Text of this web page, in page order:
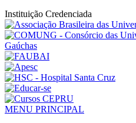
Instituição Credenciada
MENU PRINCIPAL